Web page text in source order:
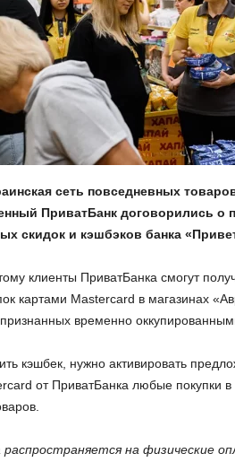
c
o
m
u
сеть повседневных
ПриватБанк договорились о
скидок и кэшбэков банка
клиенты ПриватБанка смогут
картами Mastercard в магазинах
временно
кэшбек, нужно активировать
от ПриватБанка любые покупки в
на физические